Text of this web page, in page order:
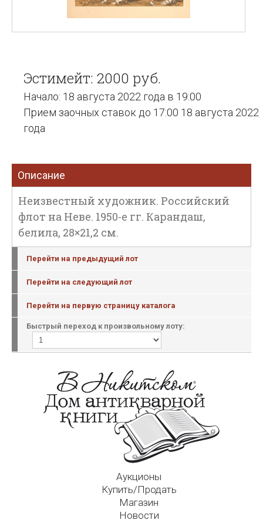
Эстимейт: 2000 руб.
Начало: 18 августа 2022 года в 19:00
Прием заочных ставок до 17:00 18 августа 2022
года
Описание
Неизвестный художник. Российский
флот на Неве. 1950-е гг. Карандаш,
белила, 28×21,2 см.
Перейти на предыдущий лот
Перейти на следующий лот
Перейти на первую страницу каталога
Быстрый переход к произвольному лоту:
Аукционы
Купить/Продать
Магазин
Новости